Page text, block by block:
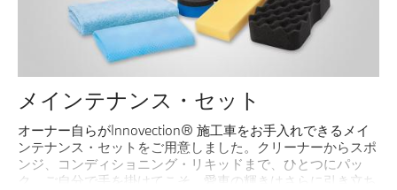
メインテナンス・セット
オーナー自らがInnovection® 施工車をお手入れできるメイ
ンテナンス・セットをご用意しました。クリーナーからスポ
ンジ、コンディショニング・リキッドまで、ひとつにパッ
ク。ご自分で手を掛けてこそ、愛車の輝きはさらに引き立ち